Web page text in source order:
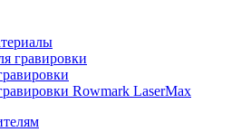
гравировки
Rowmark LaserMax